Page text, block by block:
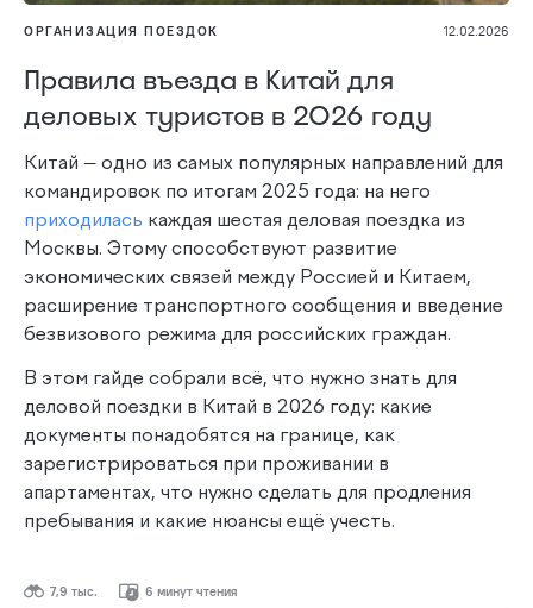
ОРГАНИЗАЦИЯ ПОЕЗДОК 12.02.2026
Правила въезда в Китай для
деловых туристов в 2026 году
Китай — одно из самых популярных направлений для
командировок по итогам 2025 года: на него
приходилась каждая шестая деловая поездка из
Москвы. Этому способствуют развитие
экономических связей между Россией и Китаем,
расширение транспортного сообщения и введение
безвизового режима для российских граждан.
В этом гайде собрали всё, что нужно знать для
деловой поездки в Китай в 2026 году: какие
документы понадобятся на границе, как
зарегистрироваться при проживании в
апартаментах, что нужно сделать для продления
пребывания и какие нюансы ещё учесть.
7,9 тыс. 6 минут чтения